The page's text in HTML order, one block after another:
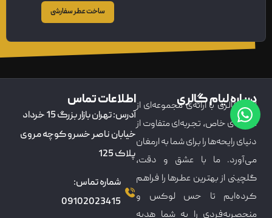
ساخت عطر سفارشی
درباره لیام گالری
لیام گالری با ارائه‌ی مجموعه‌ای از
عطرهای خاص، تجربه‌ای متفاوت از
دنیای رایحه‌ها را برای شما به ارمغان
می‌آورد. ما با عشق و دقت،
گلچینی از بهترین عطرها را فراهم
کرده‌ایم تا حس لوکس و
منحصربه‌فردی را به شما هدیه
اطلاعات تماس
آدرس: تهران بازار بزرگ 15 خرداد
خیابان ناصر خسرو کوچه مروی
پلاک 125
شماره تماس:
09102023415